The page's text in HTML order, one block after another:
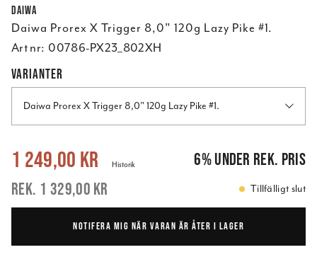
Daiwa
Daiwa Prorex X Trigger 8,0" 120g Lazy Pike #1.
Art nr: 00786-PX23_802XH
VARIANTER
Daiwa Prorex X Trigger 8,0" 120g Lazy Pike #1.
Nuvarande pris: 1 249,00 kr 1 329,00 kr
1 249,00 kr
1 329,00 kr
Historik 6%under rek. pris
Tillfälligt slut
NOTIFERA MIG NÄR VARAN ÄR ÅTER I LAGER